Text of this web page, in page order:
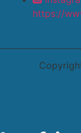
https://